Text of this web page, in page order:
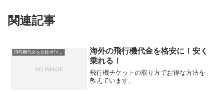
関連記事
海外の飛行機代金を格安に！安く
乗れる！
飛行機チケットの取り方でお得な方法を
教えています。